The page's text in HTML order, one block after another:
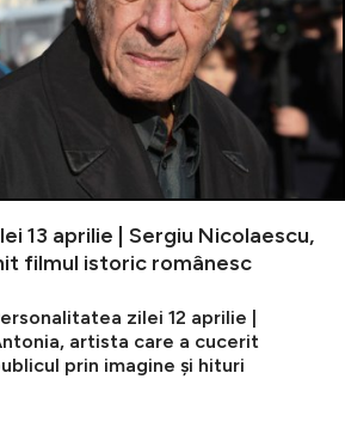
13 aprilie | Sergiu Nicolaescu,
filmul istoric românesc
zilei 12 aprilie |
artista care a cucerit
prin imagine și hituri